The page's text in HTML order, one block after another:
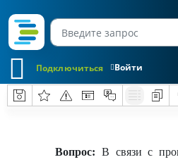
Войти
Подключиться
Вопрос: В связи с